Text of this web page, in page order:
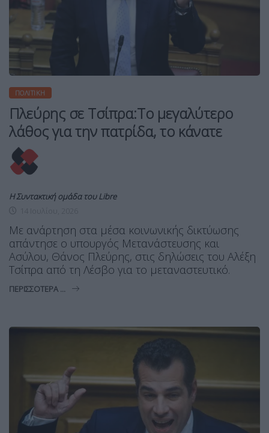
ΠΟΛΙΤΙΚΉ
Πλεύρης σε Τσίπρα:Το μεγαλύτερο
λάθος για την πατρίδα, το κάνατε
Η Συντακτική ομάδα του Libre
Με ανάρτηση στα μέσα κοινωνικής δικτύωσης
απάντησε ο υπουργός Μετανάστευσης και
Ασύλου, Θάνος Πλεύρης, στις δηλώσεις του Αλέξη
Τσίπρα από τη Λέσβο για το μεταναστευτικό.
ΠΕΡΙΣΣΌΤΕΡΑ ...